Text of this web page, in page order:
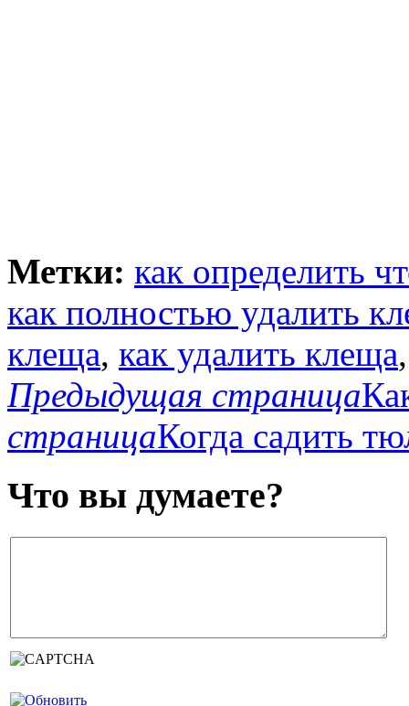
Метки: как определить
как полностью удалить
клеща, как удалить клеща
Предыдущая страница
страницаКогда садить
Что вы думаете?